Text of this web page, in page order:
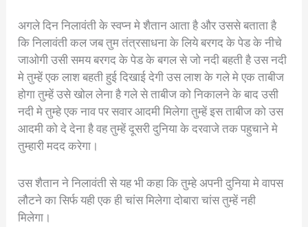
अगले दिन निलावंती के स्वप्न मे शैतान आता है और उससे बताता है
कि निलावंती कल जब तुम तंत्रसाधना के लिये बरगद के पेड के नीचे
जाओगी उसी समय बरगद के पेड के बगल से जो नदी बहती है उस नदी
मे तुम्हें एक लाश बहती हुई दिखाई देगी उस लाश के गले मे एक ताबीज
होगा तुम्हें उसे खोल लेना है गले से ताबीज को निकालने के बाद उसी
नदी मे तुम्हे एक नाव पर सवार आदमी मिलेगा तुम्हें इस ताबीज को उस
आदमी को दे देना है वह तुम्हें दूसरी दुनिया के दरवाजे तक पहुचाने मे
तुम्हारी मदद करेगा।
उस शैतान ने निलावंती से यह भी कहा कि तुम्हे अपनी दुनिया मे वापस
लौटने का सिर्फ यही एक ही चांस मिलेगा दोबारा चांस तुम्हें नही
मिलेगा।